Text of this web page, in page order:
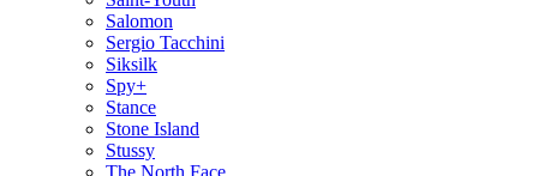
Salomon
Sergio Tacchini
Siksilk
Spy+
Stance
Stone Island
Stussy
The North Face